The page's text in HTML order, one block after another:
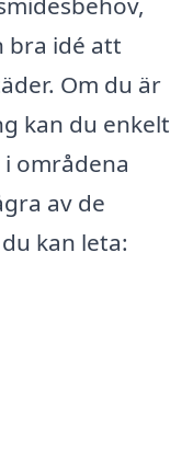
bra idé att
Om du är
kan du enkelt
områdena
av de
kan leta: